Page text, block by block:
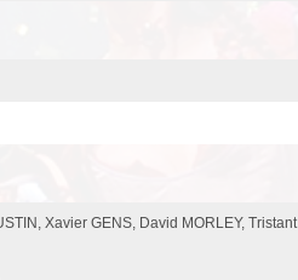
Xavier GENS, David MORLEY, Tristant